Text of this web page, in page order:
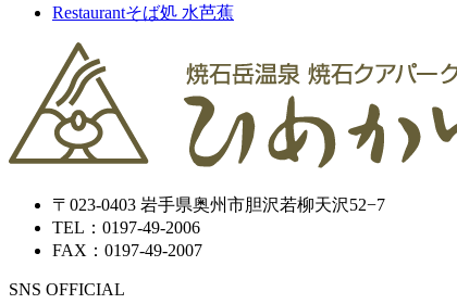
Restaurantそば処 水芭蕉
〒023-0403 岩手県奥州市胆沢若柳天沢52−7
TEL：0197-49-2006
FAX：0197-49-2007
SNS OFFICIAL